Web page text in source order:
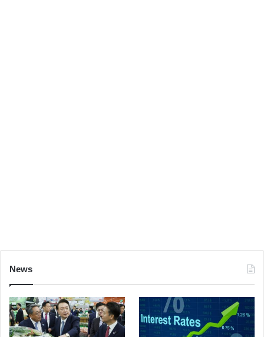
News